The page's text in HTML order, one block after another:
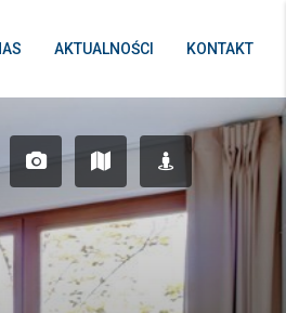
AKTUALNOŚCI KONTAKT